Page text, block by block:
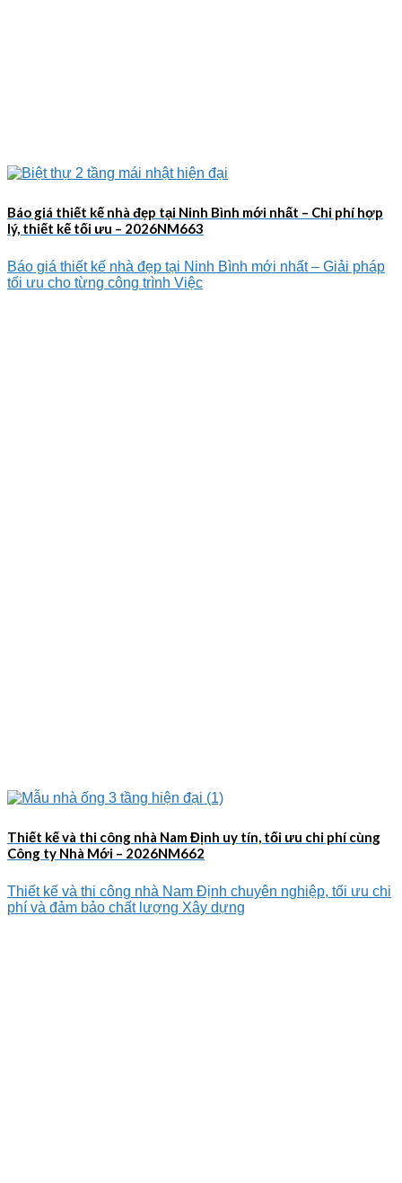
Báo giá thiết kế nhà đẹp tại Ninh Bình mới nhất – Chi phí hợp
lý, thiết kế tối ưu – 2026NM663
Báo giá thiết kế nhà đẹp tại Ninh Bình mới nhất – Giải pháp
tối ưu cho từng công trình Việc
Thiết kế và thi công nhà Nam Định uy tín, tối ưu chi phí cùng
Công ty Nhà Mới – 2026NM662
Thiết kế và thi công nhà Nam Định chuyên nghiệp, tối ưu chi
phí và đảm bảo chất lượng Xây dựng